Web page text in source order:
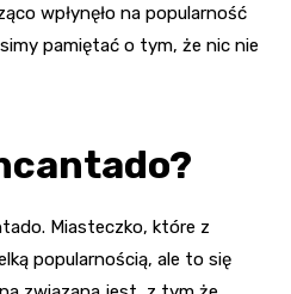
wpłynęło na popularność
pamiętać o tym, że nic nie
Miasteczko, które z
popularnością, ale to się